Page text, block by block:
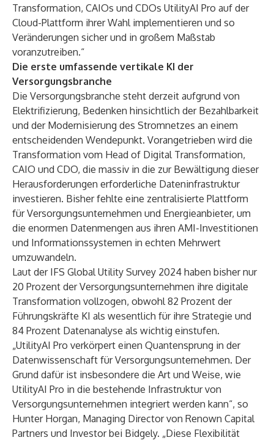
Transformation, CAIOs und CDOs UtilityAI Pro auf der
Cloud-Plattform ihrer Wahl implementieren und so
Veränderungen sicher und in großem Maßstab
voranzutreiben.“
Die erste umfassende vertikale KI der
Versorgungsbranche
Die Versorgungsbranche steht derzeit aufgrund von
Elektrifizierung, Bedenken hinsichtlich der Bezahlbarkeit
und der Modernisierung des Stromnetzes an einem
entscheidenden Wendepunkt. Vorangetrieben wird die
Transformation vom Head of Digital Transformation,
CAIO und CDO, die massiv in die zur Bewältigung dieser
Herausforderungen erforderliche Dateninfrastruktur
investieren. Bisher fehlte eine zentralisierte Plattform
für Versorgungsunternehmen und Energieanbieter, um
die enormen Datenmengen aus ihren AMI-Investitionen
und Informationssystemen in echten Mehrwert
umzuwandeln.
Laut der IFS Global Utility Survey 2024 haben bisher nur
20 Prozent der Versorgungsunternehmen ihre digitale
Transformation vollzogen, obwohl 82 Prozent der
Führungskräfte KI als wesentlich für ihre Strategie und
84 Prozent Datenanalyse als wichtig einstufen.
„UtilityAI Pro verkörpert einen Quantensprung in der
Datenwissenschaft für Versorgungsunternehmen. Der
Grund dafür ist insbesondere die Art und Weise, wie
UtilityAI Pro in die bestehende Infrastruktur von
Versorgungsunternehmen integriert werden kann“, so
Hunter Horgan, Managing Director von Renown Capital
Partners und Investor bei Bidgely. „Diese Flexibilität